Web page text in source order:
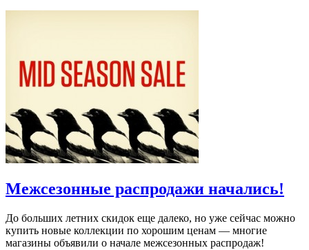
Межсезонные распродажи начались!
До больших летних скидок еще далеко, но уже сейчас можно
купить новые коллекции по хорошим ценам — многие
магазины объявили о начале межсезонных распродаж!